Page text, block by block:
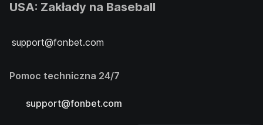
USA: Zakłady na Baseball
support@fonbet.com
Pomoc techniczna 24/7
support@fonbet.com